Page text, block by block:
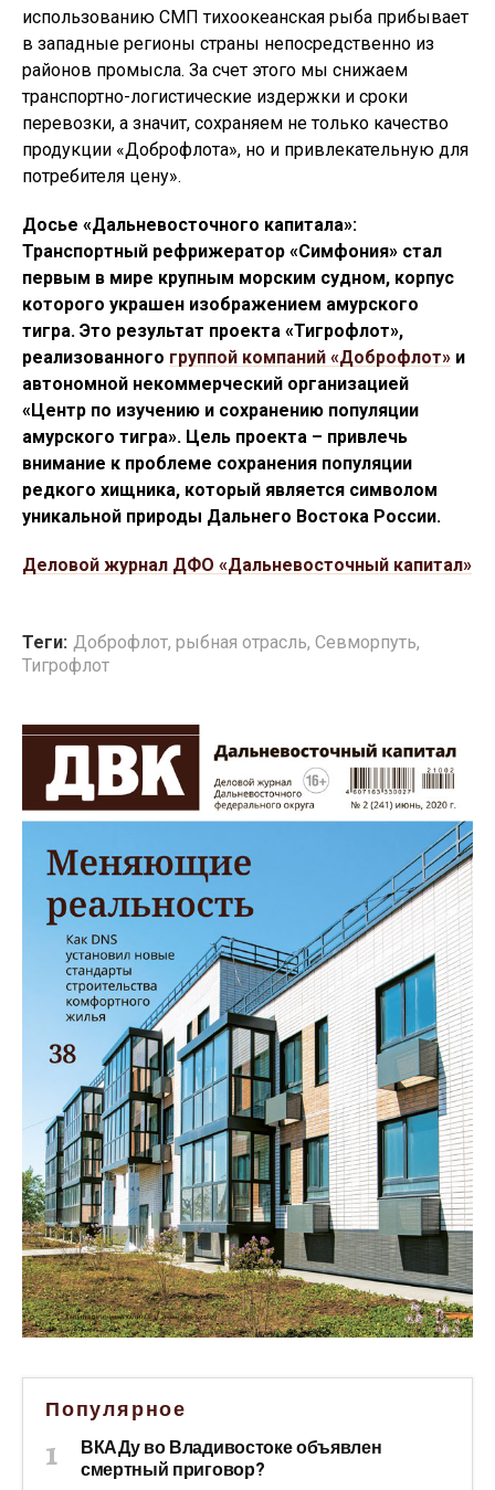
использованию СМП тихоокеанская рыба прибывает
в западные регионы страны непосредственно из
районов промысла. За счет этого мы снижаем
транспортно-логистические издержки и сроки
перевозки, а значит, сохраняем не только качество
продукции «Доброфлота», но и привлекательную для
потребителя цену».
Досье «Дальневосточного капитала»:
Транспортный рефрижератор «Симфония» стал
первым в мире крупным морским судном, корпус
которого украшен изображением амурского
тигра. Это результат проекта «Тигрофлот»,
реализованного группой компаний «Доброфлот» и
автономной некоммерческий организацией
«Центр по изучению и сохранению популяции
амурского тигра». Цель проекта – привлечь
внимание к проблеме сохранения популяции
редкого хищника, который является символом
уникальной природы Дальнего Востока России.
Деловой журнал ДФО «Дальневосточный капитал»
Теги: Доброфлот, рыбная отрасль, Севморпуть,
Тигрофлот
Популярное
ВКАДу во Владивостоке объявлен
смертный приговор?